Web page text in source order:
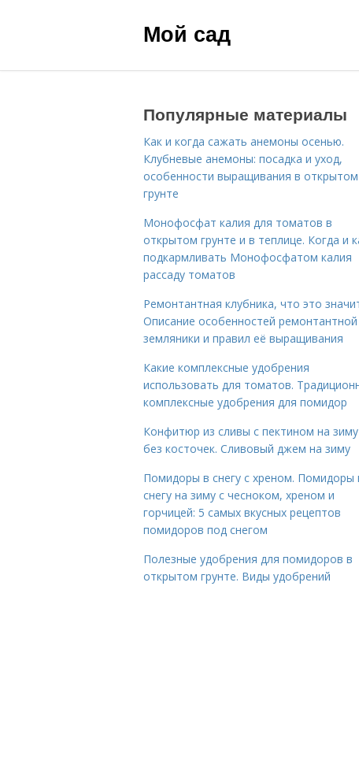
Мой сад
Популярные материалы
Как и когда сажать анемоны осенью.
Клубневые анемоны: посадка и уход,
особенности выращивания в открытом
грунте
Монофосфат калия для томатов в
открытом грунте и в теплице. Когда и
подкармливать Монофосфатом калия
рассаду томатов
Ремонтантная клубника, что это
Описание особенностей ремонтантной
земляники и правил её выращивания
Какие комплексные удобрения
использовать для томатов.
комплексные удобрения для помидор
Конфитюр из сливы с пектином на зиму
без косточек. Сливовый джем на зиму
Помидоры в снегу с хреном. Помидоры
снегу на зиму с чесноком, хреном и
горчицей: 5 самых вкусных рецептов
помидоров под снегом
Полезные удобрения для помидоров в
открытом грунте. Виды удобрений